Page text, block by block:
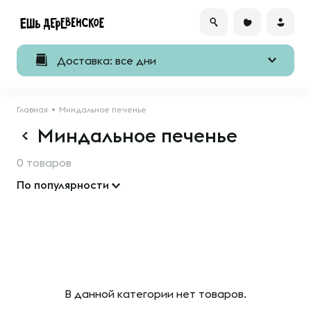
Доставка: все дни
Главная Миндальное печенье
Миндальное печенье
0 товаров
По популярности
В данной категории нет товаров.